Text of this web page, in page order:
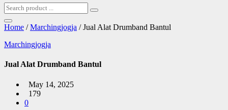
Home /Marchingjogja / Jual Alat Drumband Bantul
Marchingjogja
Jual Alat Drumband Bantul
May 14, 2025
179
0